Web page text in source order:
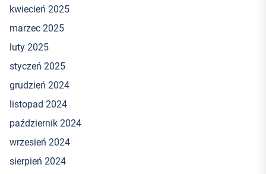
kwiecień 2025
marzec 2025
luty 2025
styczeń 2025
grudzień 2024
listopad 2024
październik 2024
wrzesień 2024
sierpień 2024